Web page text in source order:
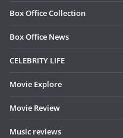
Box Office Collection
Box Office News
CELEBRITY LIFE
Movie Explore
Movie Review
Music reviews